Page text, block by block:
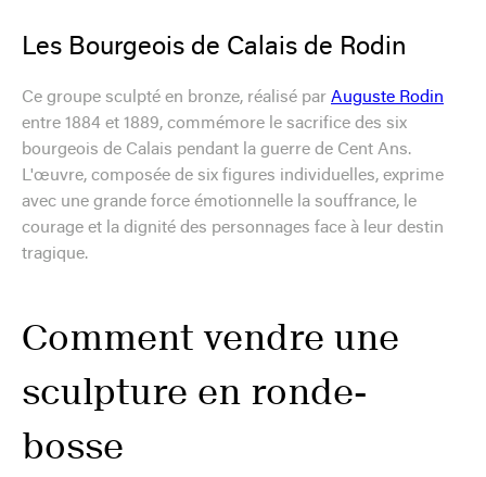
Les Bourgeois de Calais de Rodin
Ce groupe sculpté en bronze, réalisé par Auguste Rodin
entre 1884 et 1889, commémore le sacrifice des six
bourgeois de Calais pendant la guerre de Cent Ans.
L'œuvre, composée de six figures individuelles, exprime
avec une grande force émotionnelle la souffrance, le
courage et la dignité des personnages face à leur destin
tragique.
Comment vendre une
sculpture en ronde-
bosse